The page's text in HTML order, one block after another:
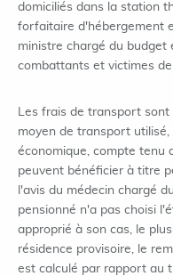
domiciliés dans la station
forfaitaire d'hébergement
ministre chargé du budget
combattants et victimes
Les frais de transport sont
moyen de transport
économique, compte tenu
peuvent bénéficier à titre
l'avis du médecin chargé
pensionné n'a pas choisi
approprié à son cas, le
résidence provisoire, le
est calculé par rapport au